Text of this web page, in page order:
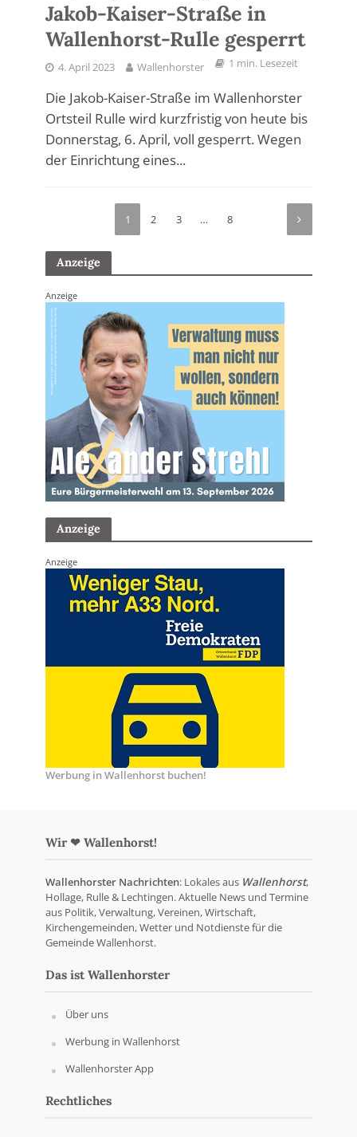
Jakob-Kaiser-Straße in
Wallenhorst-Rulle gesperrt
4. April 2023 Wallenhorster 1 min. Lesezeit
Die Jakob-Kaiser-Straße im Wallenhorster
Ortsteil Rulle wird kurzfristig von heute bis
Donnerstag, 6. April, voll gesperrt. Wegen
der Einrichtung eines...
1 2 3 … 8
Anzeige
Anzeige
Anzeige
Anzeige
Werbung in Wallenhorst buchen!
Wir ❤ Wallenhorst!
Wallenhorster Nachrichten: Lokales aus Wallenhorst,
Hollage, Rulle & Lechtingen. Aktuelle News und Termine
aus Politik, Verwaltung, Vereinen, Wirtschaft,
Kirchengemeinden, Wetter und Notdienste für die
Gemeinde Wallenhorst.
Das ist Wallenhorster
Über uns
Werbung in Wallenhorst
Wallenhorster App
Rechtliches